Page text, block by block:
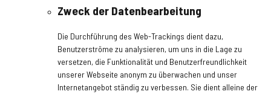
Zweck der Datenbearbeitung
Die Durchführung des Web-Trackings dient dazu,
Benutzerströme zu analysieren, um uns in die Lage zu
versetzen, die Funktionalität und Benutzerfreundlichkeit
unserer Webseite anonym zu überwachen und unser
Internetangebot ständig zu verbessen. Sie dient alleine der